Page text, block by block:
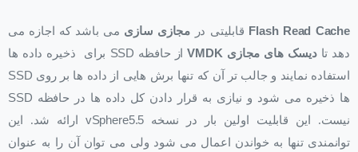
Flash Read Cache قابلیتی در مجازی سازی می باشد که اجازه می
دهد تادیسک های مجازی VMDK از حافظه SSD برای ذخیره داده ها
استفاده نمایند و جالب تر آن که تنها برش هایی از داده ها بر روی SSD
ها ذخیره می شود و نیازی به قرار دادن کل داده ها در حافظه SSD
نیست. این قابلیت اولین بار در نسخه vSphere5.5 ارائه شد. این
توانمندی تنها به خواندن اعمال می شود ولی می توان آن را به عنوان